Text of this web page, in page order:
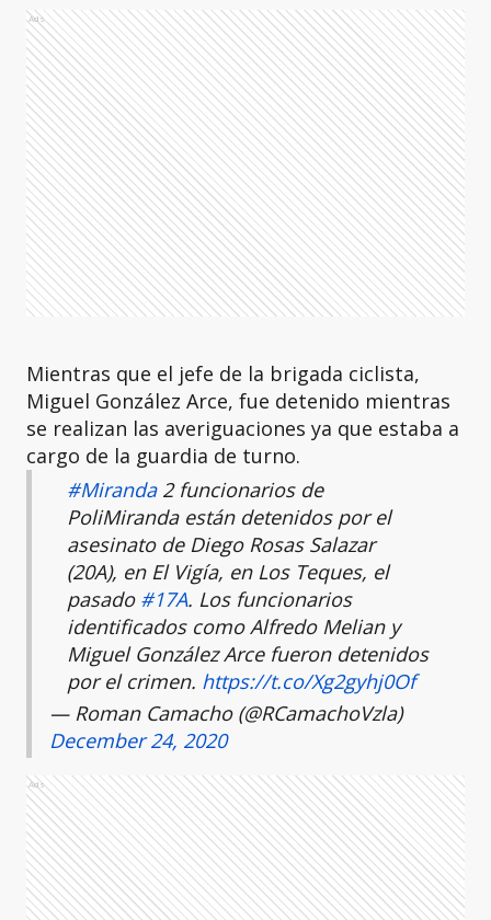
Ads
Mientras que el jefe de la brigada ciclista,
Miguel González Arce, fue detenido mientras
se realizan las averiguaciones ya que estaba a
cargo de la guardia de turno.
#Miranda2 funcionarios de
PoliMiranda están detenidos por el
asesinato de Diego Rosas Salazar
(20A), en El Vigía, en Los Teques, el
pasado #17A. Los funcionarios
identificados como Alfredo Melian y
Miguel González Arce fueron detenidos
por el crimen. https://t.co/Xg2gyhj0Of
— Roman Camacho (@RCamachoVzla)
December 24, 2020
Ads